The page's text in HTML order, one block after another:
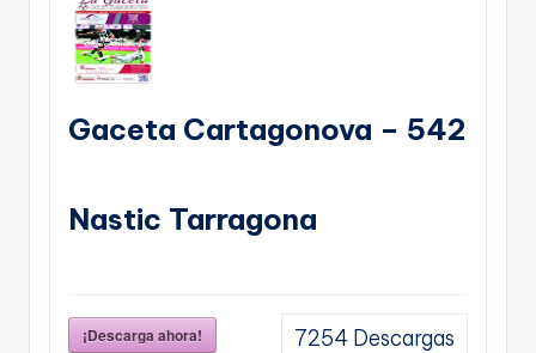
Gaceta Cartagonova – 542
Nastic Tarragona
¡Descarga ahora! 7254 Descargas